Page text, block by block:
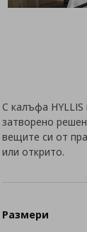
С калъфа
затворено
вещите си от
или открито.
Размери